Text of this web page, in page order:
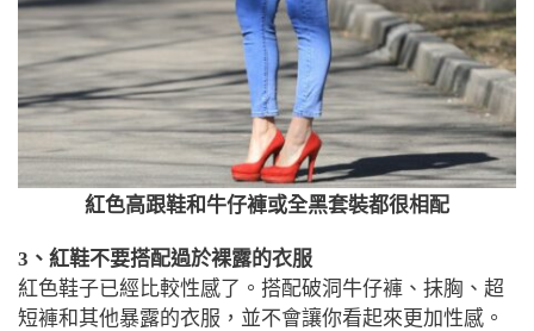
紅色高跟鞋和牛仔褲或全黑套裝都很相配
3、紅鞋不要搭配過於裸露的衣服
紅色鞋子已經比較性感了。搭配破洞牛仔褲、抹胸、超
短褲和其他暴露的衣服，並不會讓你看起來更加性感。